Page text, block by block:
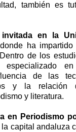
también es
en la
ha impartido
de los
especializado
de las
y la relación
y literatura.
en Periodismo
capital andaluza